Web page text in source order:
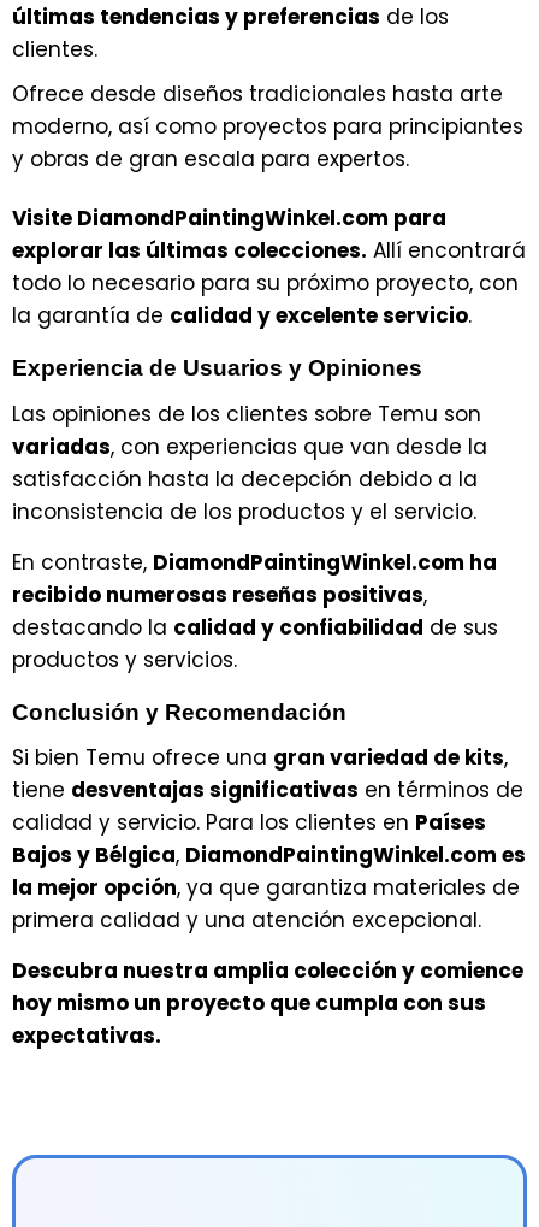
últimas tendencias y preferencias de los
clientes.
Ofrece desde diseños tradicionales hasta arte
moderno, así como proyectos para principiantes
y obras de gran escala para expertos.
Visite DiamondPaintingWinkel.com para
explorar las últimas colecciones. Allí encontrará
todo lo necesario para su próximo proyecto, con
la garantía de calidad y excelente servicio.
Experiencia de Usuarios y Opiniones
Las opiniones de los clientes sobre Temu son
variadas, con experiencias que van desde la
satisfacción hasta la decepción debido a la
inconsistencia de los productos y el servicio.
En contraste, DiamondPaintingWinkel.com ha
recibido numerosas reseñas positivas,
destacando la calidad y confiabilidad de sus
productos y servicios.
Conclusión y Recomendación
Si bien Temu ofrece una gran variedad de kits,
tiene desventajas significativas en términos de
calidad y servicio. Para los clientes en Países
Bajos y Bélgica, DiamondPaintingWinkel.com es
la mejor opción, ya que garantiza materiales de
primera calidad y una atención excepcional.
Descubra nuestra amplia colección y comience
hoy mismo un proyecto que cumpla con sus
expectativas.